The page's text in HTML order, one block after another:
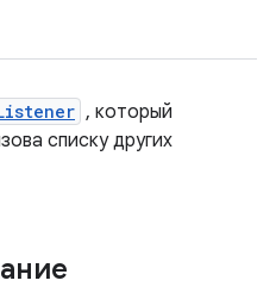
, который
списку других